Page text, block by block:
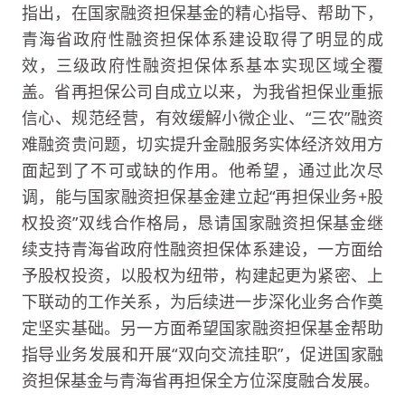
指出，在国家融资担保基金的精心指导、帮助下，
青海省政府性融资担保体系建设取得了明显的成
效，三级政府性融资担保体系基本实现区域全覆
盖。省再担保公司自成立以来，为我省担保业重振
信心、规范经营，有效缓解小微企业、“三农”融资
难融资贵问题，切实提升金融服务实体经济效用方
面起到了不可或缺的作用。他希望，通过此次尽
调，能与国家融资担保基金建立起“再担保业务+股
权投资”双线合作格局，恳请国家融资担保基金继
续支持青海省政府性融资担保体系建设，一方面给
予股权投资，以股权为纽带，构建起更为紧密、上
下联动的工作关系，为后续进一步深化业务合作奠
定坚实基础。另一方面希望国家融资担保基金帮助
指导业务发展和开展“双向交流挂职”，促进国家融
资担保基金与青海省再担保全方位深度融合发展。